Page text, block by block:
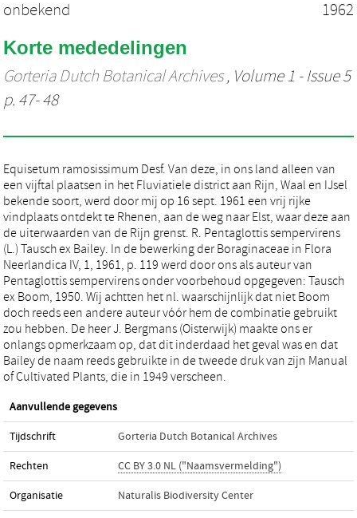
onbekend 1962
Korte mededelingen
Gorteria Dutch Botanical Archives, Volume 1 - Issue 5
p. 47- 48
Equisetum ramosissimum Desf. Van deze, in ons land alleen van
een vijftal plaatsen in het Fluviatiele district aan Rijn, Waal en IJsel
bekende soort, werd door mij op 16 sept. 1961 een vrij rijke
vindplaats ontdekt te Rhenen, aan de weg naar Elst, waar deze aan
de uiterwaarden van de Rijn grenst. R. Pentaglottis sempervirens
(L.) Tausch ex Bailey. In de bewerking der Boraginaceae in Flora
Neerlandica IV, 1, 1961, p. 119 werd door ons als auteur van
Pentaglottis sempervirens onder voorbehoud opgegeven: Tausch
ex Boom, 1950. Wij achtten het nl. waarschijnlijk dat niet Boom
doch reeds een andere auteur vóór hem de combinatie gebruikt
zou hebben. De heer J. Bergmans (Oisterwijk) maakte ons er
onlangs opmerkzaam op, dat dit inderdaad het geval was en dat
Bailey de naam reeds gebruikte in de tweede druk van zijn Manual
of Cultivated Plants, die in 1949 verscheen.
Aanvullende gegevens
Tijdschrift Gorteria Dutch Botanical Archives
Rechten CC BY 3.0 NL ("Naamsvermelding")
Organisatie Naturalis Biodiversity Center